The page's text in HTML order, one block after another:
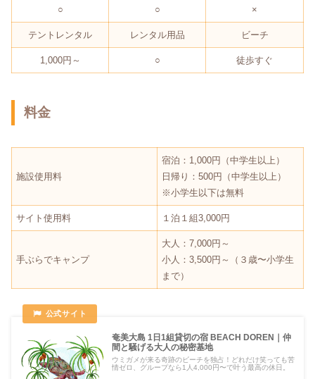
○ ○ ×
テントレンタル レンタル用品 ビーチ
1,000円～ ○ 徒歩すぐ
料金
施設使用料
宿泊：1,000円（中学生以上）
日帰り：500円（中学生以上）
※小学生以下は無料
サイト使用料 １泊１組3,000円
手ぶらでキャンプ
大人：7,000円～
小人：3,500円～（３歳〜小学生
まで）
奄美大島 1日1組貸切の宿 BEACH DOREN｜仲
間と騒げる大人の秘密基地
ウミガメが来る奇跡のビーチを独占！どれだけ笑っても苦
情ゼロ、グループなら1人4,000円〜で叶う最高の休日。